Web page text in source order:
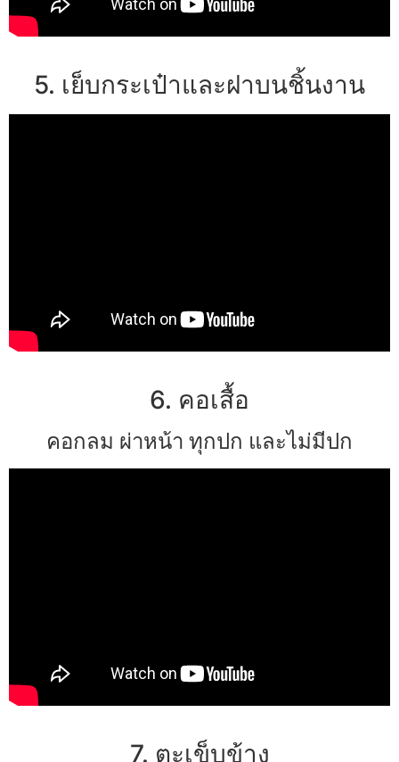
5. เย็บกระเป๋าและฝาบนชิ้นงาน
6. คอเสื้อ
คอกลม ผ่าหน้า ทุกปก และไม่มีปก
7. ตะเข็บข้าง